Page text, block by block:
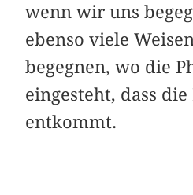
wenn wir uns
ebenso viele
begegnen, wo die
eingesteht, dass
entkommt.